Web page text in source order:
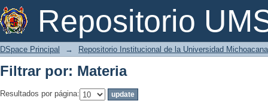
Repositorio
Filtrar por: Materia
DSpace Principal → Repositorio Institucional de la Universidad
Filtrar por: Materia
Resultados por página: